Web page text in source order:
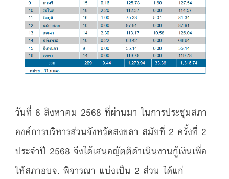
วันที่ 6 สิงหาคม 2568 ที่ผ่านมา ในการประชุมสภา
องค์การบริหารส่วนจังหวัดสงขลา สมัยที่ 2 ครั้งที่ 2
ประจำปี 2568 จึงได้เสนอญัตติดำเนินงานกู้เงินเพื่อ
ให้สภาอบจ. พิจารณา แบ่งเป็น 2 ส่วน ได้แก่